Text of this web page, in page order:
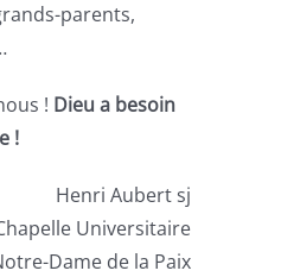
parents,
! Dieu a besoin
!
Henri Aubert sj
Universitaire
Dame de la Paix